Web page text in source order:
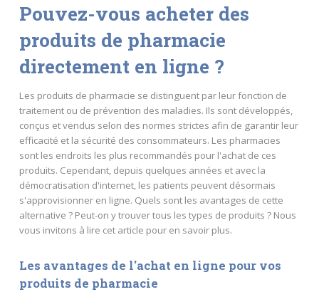
Pouvez-vous acheter des
produits de pharmacie
directement en ligne ?
Les produits de pharmacie se distinguent par leur fonction de
traitement ou de prévention des maladies. Ils sont développés,
conçus et vendus selon des normes strictes afin de garantir leur
efficacité et la sécurité des consommateurs. Les pharmacies
sont les endroits les plus recommandés pour l'achat de ces
produits. Cependant, depuis quelques années et avec la
démocratisation d'internet, les patients peuvent désormais
s'approvisionner en ligne. Quels sont les avantages de cette
alternative ? Peut-on y trouver tous les types de produits ? Nous
vous invitons à lire cet article pour en savoir plus.
Les avantages de l'achat en ligne pour vos
produits de pharmacie